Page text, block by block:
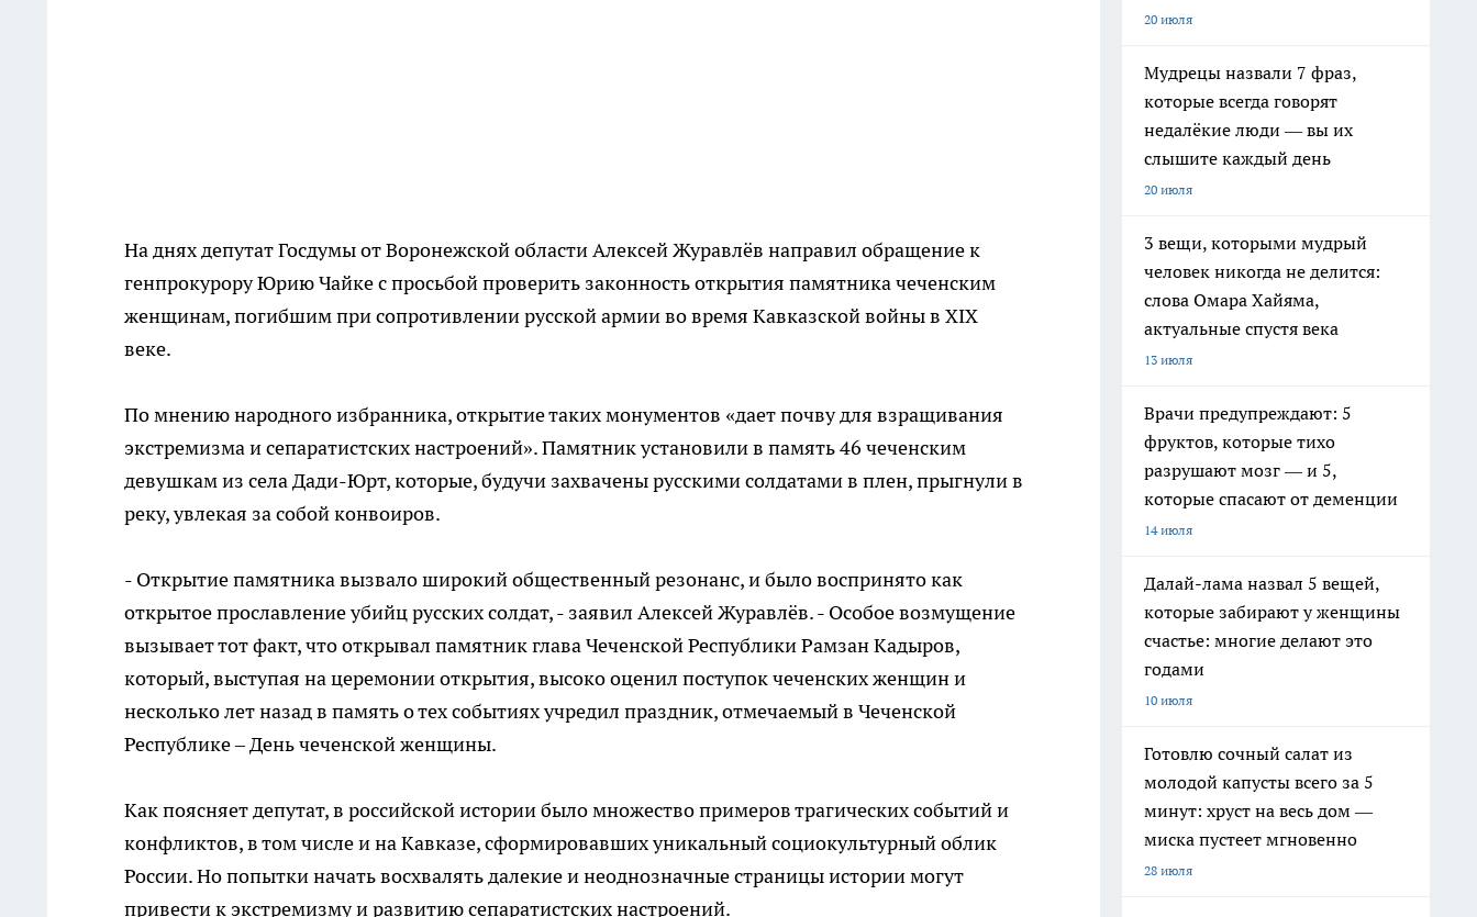
На днях депутат Госдумы от Воронежской области Алексей Журавлёв направил обращение к
генпрокурору Юрию Чайке с просьбой проверить законность открытия памятника чеченским
женщинам, погибшим при сопротивлении русской армии во время Кавказской войны в XIX
веке.
По мнению народного избранника, открытие таких монументов «дает почву для взращивания
экстремизма и сепаратистских настроений». Памятник установили в память 46 чеченским
девушкам из села Дади-Юрт, которые, будучи захвачены русскими солдатами в плен, прыгнули в
реку, увлекая за собой конвоиров.
- Открытие памятника вызвало широкий общественный резонанс, и было воспринято как
открытое прославление убийц русских солдат, - заявил Алексей Журавлёв. - Особое возмущение
вызывает тот факт, что открывал памятник глава Чеченской Республики Рамзан Кадыров,
который, выступая на церемонии открытия, высоко оценил поступок чеченских женщин и
несколько лет назад в память о тех событиях учредил праздник, отмечаемый в Чеченской
Республике – День чеченской женщины.
Как поясняет депутат, в российской истории было множество примеров трагических событий и
конфликтов, в том числе и на Кавказе, сформировавших уникальный социокультурный облик
России. Но попытки начать восхвалять далекие и неоднозначные страницы истории могут
привести к экстремизму и развитию сепаратистских настроений.
20 июля
Мудрецы назвали 7 фраз,
которые всегда говорят
недалёкие люди — вы их
слышите каждый день
20 июля
3 вещи, которыми мудрый
человек никогда не делится:
слова Омара Хайяма,
актуальные спустя века
13 июля
Врачи предупреждают: 5
фруктов, которые тихо
разрушают мозг — и 5,
которые спасают от деменции
14 июля
Далай-лама назвал 5 вещей,
которые забирают у женщины
счастье: многие делают это
годами
10 июля
Готовлю сочный салат из
молодой капусты всего за 5
минут: хруст на весь дом —
миска пустеет мгновенно
28 июля